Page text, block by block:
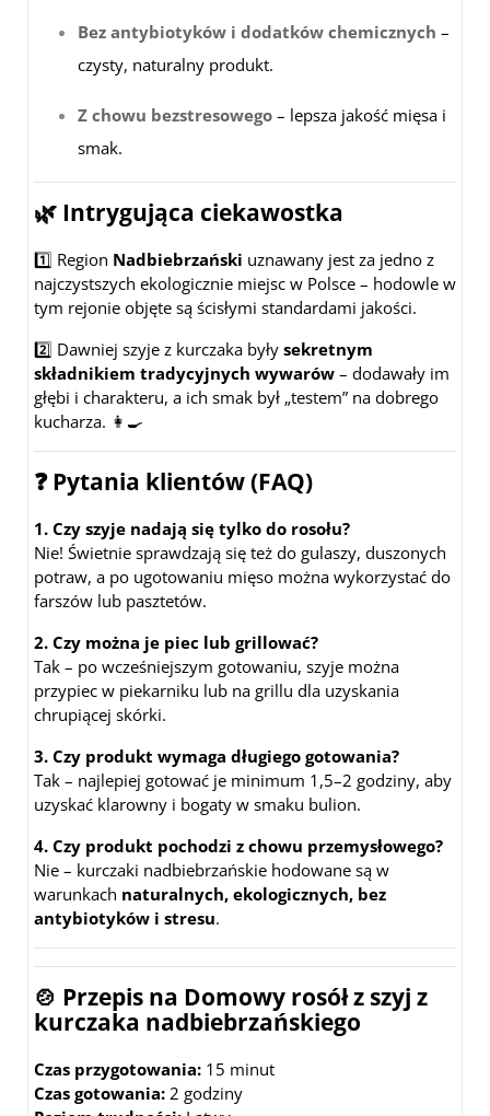
Bez antybiotyków i dodatków chemicznych –
czysty, naturalny produkt.
Z chowu bezstresowego – lepsza jakość mięsa i
smak.
🌿 Intrygująca ciekawostka
1️⃣ Region Nadbiebrzański uznawany jest za jedno z
najczystszych ekologicznie miejsc w Polsce – hodowle w
tym rejonie objęte są ścisłymi standardami jakości.
2️⃣ Dawniej szyje z kurczaka były sekretnym
składnikiem tradycyjnych wywarów – dodawały im
głębi i charakteru, a ich smak był „testem” na dobrego
kucharza. 👩‍🍳
❓ Pytania klientów (FAQ)
1. Czy szyje nadają się tylko do rosołu?
Nie! Świetnie sprawdzają się też do gulaszy, duszonych
potraw, a po ugotowaniu mięso można wykorzystać do
farszów lub pasztetów.
2. Czy można je piec lub grillować?
Tak – po wcześniejszym gotowaniu, szyje można
przypiec w piekarniku lub na grillu dla uzyskania
chrupiącej skórki.
3. Czy produkt wymaga długiego gotowania?
Tak – najlepiej gotować je minimum 1,5–2 godziny, aby
uzyskać klarowny i bogaty w smaku bulion.
4. Czy produkt pochodzi z chowu przemysłowego?
Nie – kurczaki nadbiebrzańskie hodowane są w
warunkach naturalnych, ekologicznych, bez
antybiotyków i stresu.
🍲 Przepis na Domowy rosół z szyj z
kurczaka nadbiebrzańskiego
Czas przygotowania: 15 minut
Czas gotowania: 2 godziny